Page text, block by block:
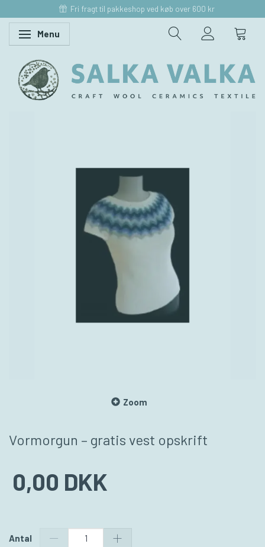
Fri fragt til pakkeshop ved køb over 600 kr
Skifte navigation
Menu
Zoom
Vormorgun – gratis vest opskrift
0,00 DKK
Antal